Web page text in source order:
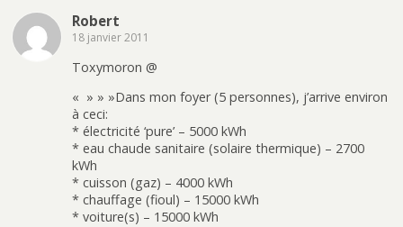
Robert
18 janvier 2011
Toxymoron @
« » » »Dans mon foyer (5 personnes), j’arrive environ
à ceci:
* électricité ‘pure’ – 5000 kWh
* eau chaude sanitaire (solaire thermique) – 2700
kWh
* cuisson (gaz) – 4000 kWh
* chauffage (fioul) – 15000 kWh
* voiture(s) – 15000 kWh